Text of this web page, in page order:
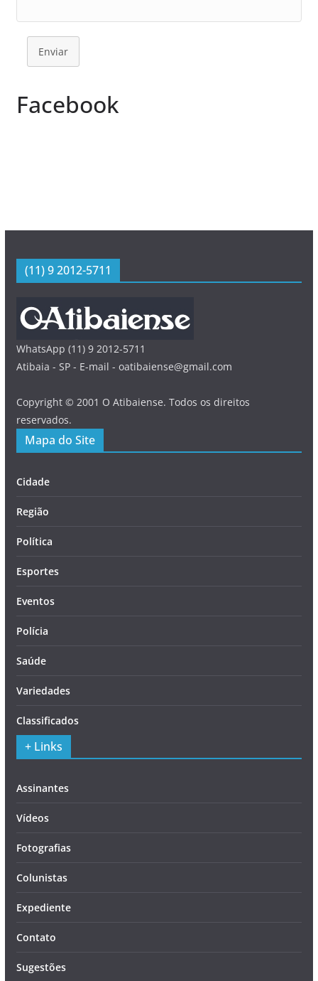
Enviar
Facebook
(11) 9 2012-5711
WhatsApp (11) 9 2012-5711
Atibaia - SP - E-mail - oatibaiense@gmail.com
Copyright © 2001 O Atibaiense. Todos os direitos
reservados.
Mapa do Site
Cidade
Região
Política
Esportes
Eventos
Polícia
Saúde
Variedades
Classificados
+ Links
Assinantes
Vídeos
Fotografias
Colunistas
Expediente
Contato
Sugestões